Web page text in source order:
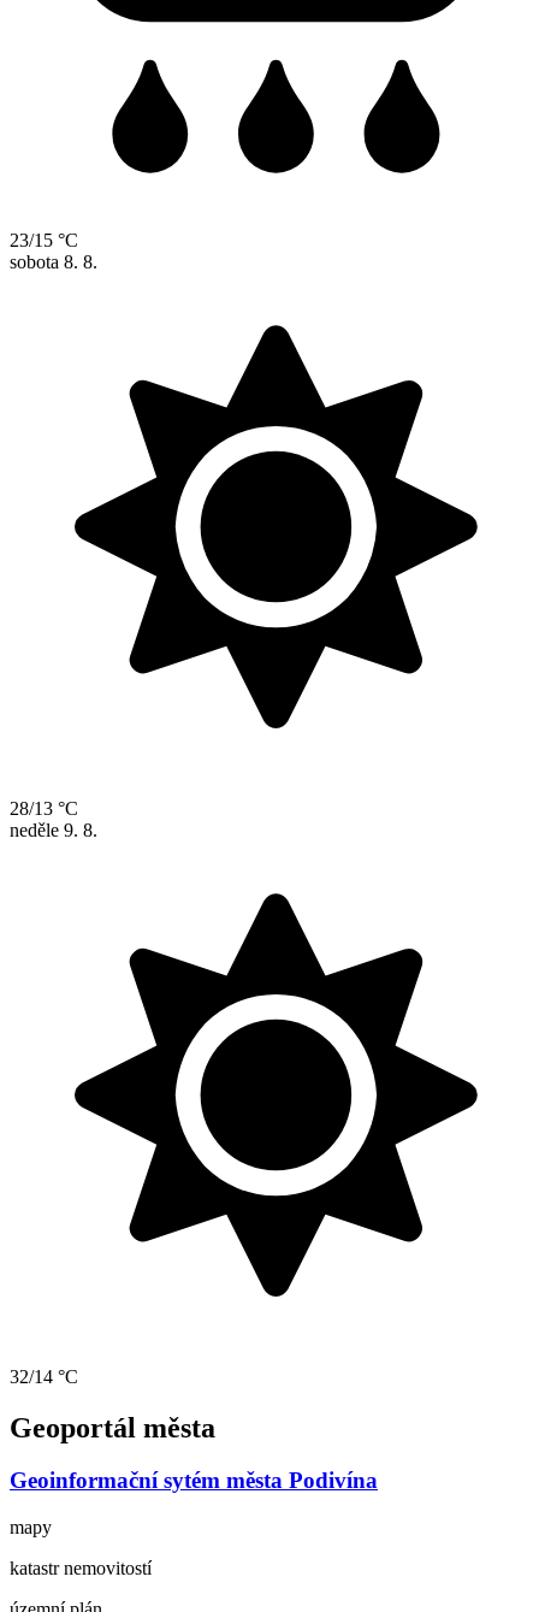
23/15 °C
sobota 8. 8.
28/13 °C
neděle 9. 8.
32/14 °C
Geoportál města
Geoinformační sytém města Podivína
mapy
katastr nemovitostí